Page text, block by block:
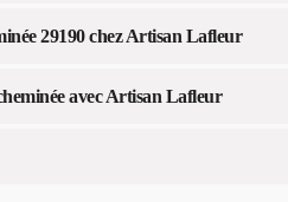
29190 chez Artisan Lafleur
avec Artisan Lafleur